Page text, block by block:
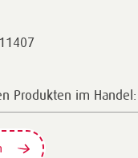
Produkten im Handel: